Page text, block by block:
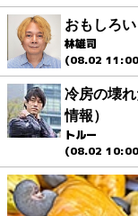
おもしろ
林雄司
(08.02
冷房の壊
情報）
トルー
(08.02